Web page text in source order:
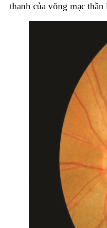
thanh của võng mạc